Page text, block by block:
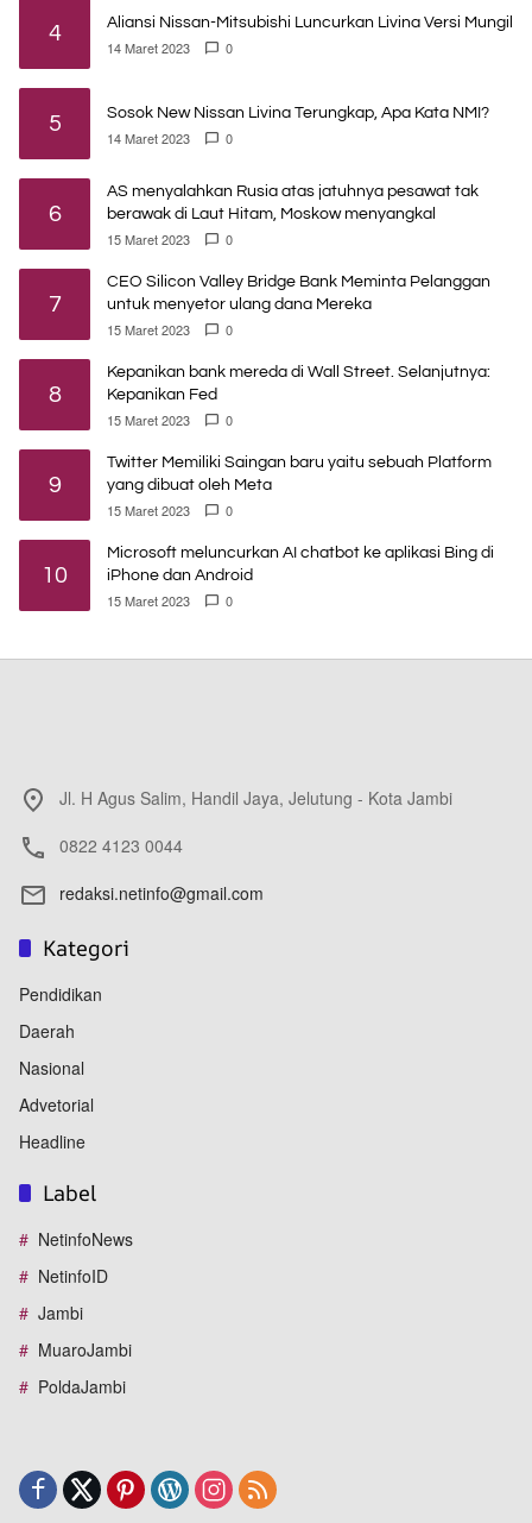
4 Aliansi Nissan-Mitsubishi Luncurkan Livina Versi Mungil
14 Maret 2023 0
5 Sosok New Nissan Livina Terungkap, Apa Kata NMI?
14 Maret 2023 0
6
AS menyalahkan Rusia atas jatuhnya pesawat tak
berawak di Laut Hitam, Moskow menyangkal
15 Maret 2023 0
7
CEO Silicon Valley Bridge Bank Meminta Pelanggan
untuk menyetor ulang dana Mereka
15 Maret 2023 0
8
Kepanikan bank mereda di Wall Street. Selanjutnya:
Kepanikan Fed
15 Maret 2023 0
9
Twitter Memiliki Saingan baru yaitu sebuah Platform
yang dibuat oleh Meta
15 Maret 2023 0
10
Microsoft meluncurkan AI chatbot ke aplikasi Bing di
iPhone dan Android
15 Maret 2023 0
Jl. H Agus Salim, Handil Jaya, Jelutung - Kota Jambi
0822 4123 0044
redaksi.netinfo@gmail.com
Kategori
Pendidikan
Daerah
Nasional
Advetorial
Headline
Label
NetinfoNews
NetinfoID
Jambi
MuaroJambi
PoldaJambi